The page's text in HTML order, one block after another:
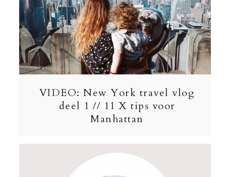
VIDEO: New York travel vlog
deel 1 // 11 X tips voor
Manhattan